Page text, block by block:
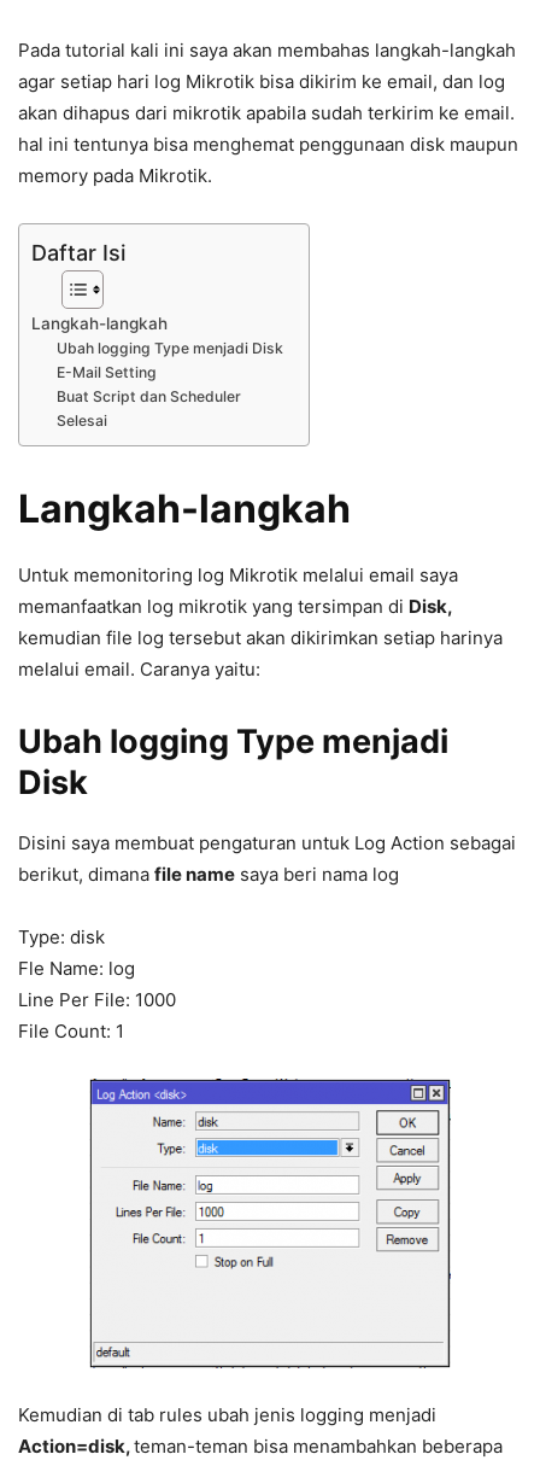
Pada tutorial kali ini saya akan membahas langkah-langkah
agar setiap hari log Mikrotik bisa dikirim ke email, dan log
akan dihapus dari mikrotik apabila sudah terkirim ke email.
hal ini tentunya bisa menghemat penggunaan disk maupun
memory pada Mikrotik.
Daftar Isi
Langkah-langkah
Ubah logging Type menjadi Disk
E-Mail Setting
Buat Script dan Scheduler
Selesai
Langkah-langkah
Untuk memonitoring log Mikrotik melalui email saya
memanfaatkan log mikrotik yang tersimpan di Disk,
kemudian file log tersebut akan dikirimkan setiap harinya
melalui email. Caranya yaitu:
Ubah logging Type menjadi
Disk
Disini saya membuat pengaturan untuk Log Action sebagai
berikut, dimana file name saya beri nama log
Type: disk
Fle Name: log
Line Per File: 1000
File Count: 1
Kemudian di tab rules ubah jenis logging menjadi
Action=disk,teman-teman bisa menambahkan beberapa